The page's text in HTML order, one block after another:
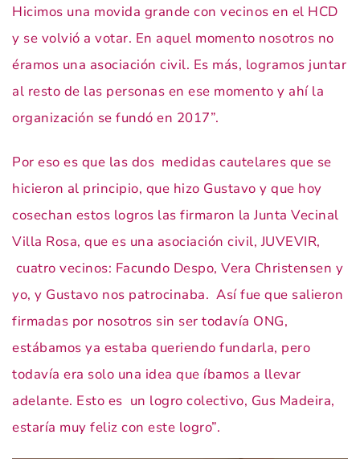
Hicimos una movida grande con vecinos en el HCD
y se volvió a votar. En aquel momento nosotros no
éramos una asociación civil. Es más, logramos juntar
al resto de las personas en ese momento y ahí la
organización se fundó en 2017”.
Por eso es que las dos medidas cautelares que se
hicieron al principio, que hizo Gustavo y que hoy
cosechan estos logros las firmaron la Junta Vecinal
Villa Rosa, que es una asociación civil, JUVEVIR,
cuatro vecinos: Facundo Despo, Vera Christensen y
yo, y Gustavo nos patrocinaba. Así fue que salieron
firmadas por nosotros sin ser todavía ONG,
estábamos ya estaba queriendo fundarla, pero
todavía era solo una idea que íbamos a llevar
adelante. Esto es un logro colectivo, Gus Madeira,
estaría muy feliz con este logro”.